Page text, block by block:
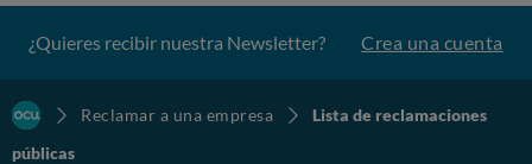
¿Quieres recibir nuestra Newsletter? Crea una cuenta
Reclamar a una empresa
Lista de reclamaciones
públicas